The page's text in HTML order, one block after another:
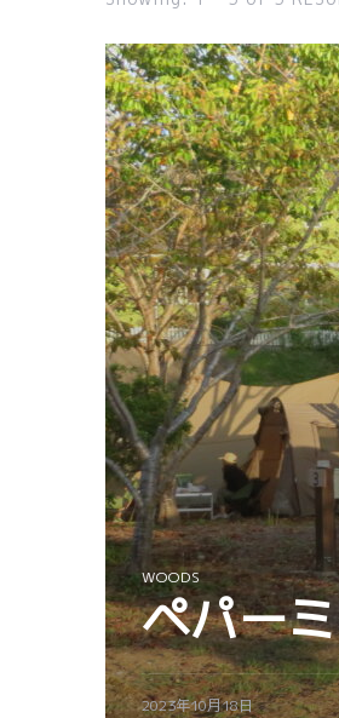
WOODS
ペパー
2023年10月18日